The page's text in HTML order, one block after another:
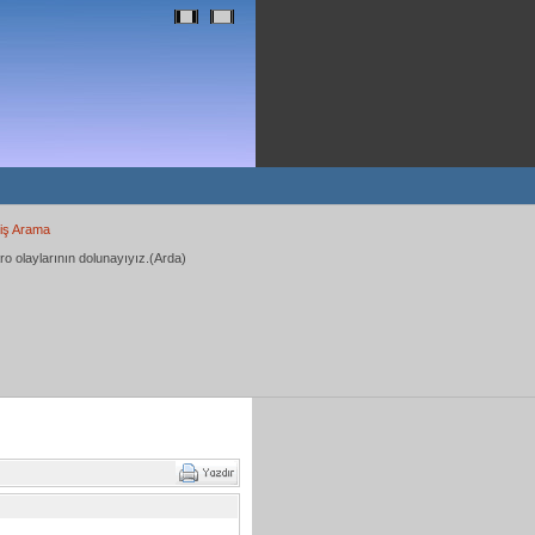
Arama
olaylarının dolunayıyız.(Arda)